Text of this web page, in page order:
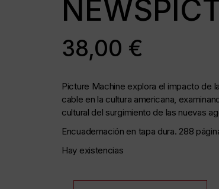
38,00 €
Picture Machine explora el impacto de
cable en la cultura americana,
cultural del surgimiento de las nuevas
Encuadernación en tapa dura. 288
Hay existencias